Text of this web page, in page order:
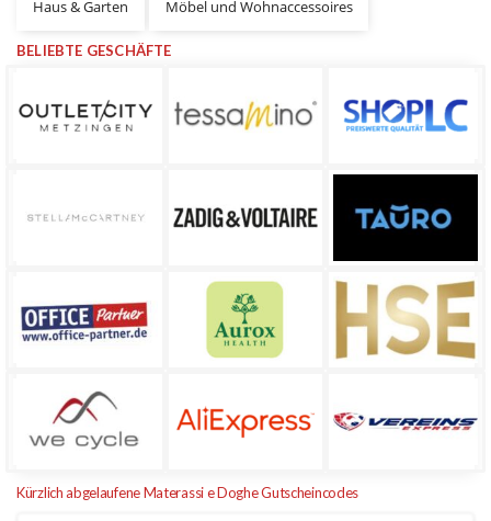
Haus & Garten Möbel und Wohnaccessoires
BELIEBTE GESCHÄFTE
Kürzlich abgelaufene Materassi e Doghe Gutscheincodes